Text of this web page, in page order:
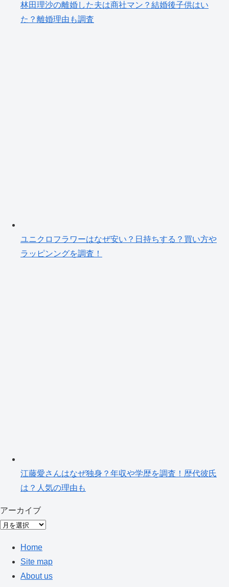
林田理沙の離婚した夫は商社マン？結婚後子供はい
た？離婚理由も調査
ユニクロフラワーはなぜ安い？日持ちする？買い方や
ラッピンングを調査！
江藤愛さんはなぜ独身？年収や学歴を調査！歴代彼氏
は？人気の理由も
アーカイブ
ア
Home
Site map
About us